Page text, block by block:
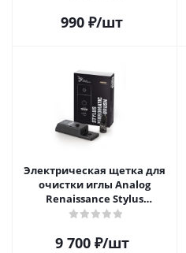
990 ₽/шт
Электрическая щетка для
очистки иглы Analog
Renaissance Stylus
Vibromatic Pro-Brush
9 700₽/шт